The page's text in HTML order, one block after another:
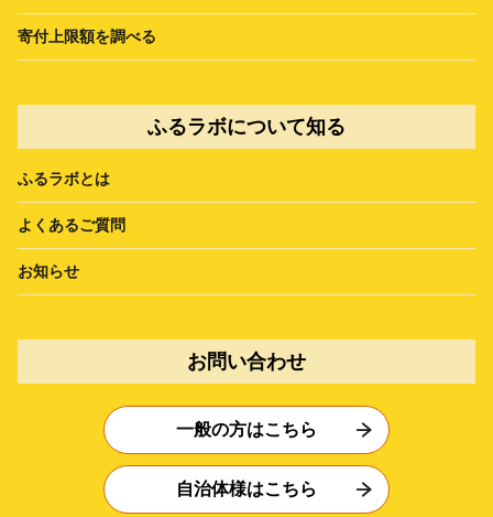
寄付上限額を調べる
ふるラボについて知る
ふるラボとは
よくあるご質問
お知らせ
お問い合わせ
一般の方はこちら
自治体様はこちら